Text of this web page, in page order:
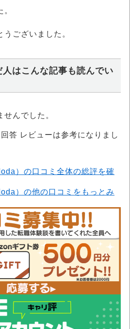
ございました。
人はこんな記事も読んでい
んでした。
答 レビューは参考になりまし
）の口コミ全体の総評を確
）の他の口コミをもっとみ